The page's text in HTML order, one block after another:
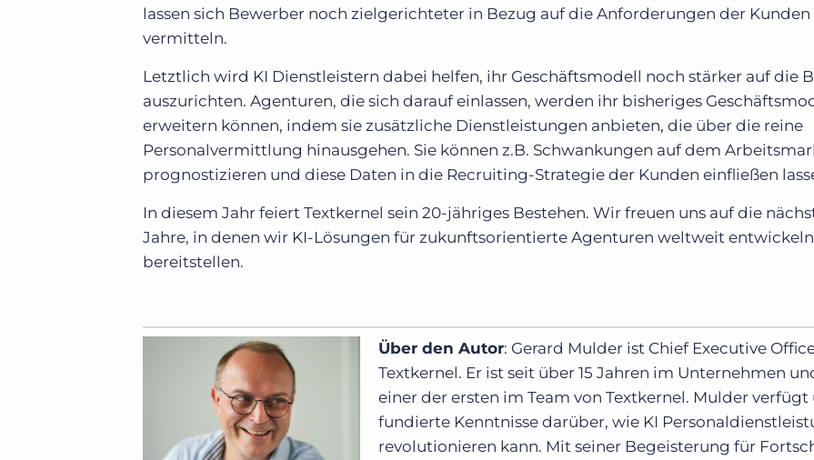
lassen sich Bewerber noch zielgerichteter in Bezug auf die Anforderungen der Kunden
vermitteln.
Letztlich wird KI Dienstleistern dabei helfen, ihr Geschäftsmodell noch stärker auf die
auszurichten. Agenturen, die sich darauf einlassen, werden ihr bisheriges
erweitern können, indem sie zusätzliche Dienstleistungen anbieten, die über die reine
Personalvermittlung hinausgehen. Sie können z.B. Schwankungen auf dem
prognostizieren und diese Daten in die Recruiting-Strategie der Kunden einfließen
In diesem Jahr feiert Textkernel sein 20-jähriges Bestehen. Wir freuen uns auf die
Jahre, in denen wir KI-Lösungen für zukunftsorientierte Agenturen weltweit
bereitstellen.
Über den Autor: Gerard Mulder ist Chief Executive
Textkernel. Er ist seit über 15 Jahren im Unternehmen
einer der ersten im Team von Textkernel. Mulder verfügt
fundierte Kenntnisse darüber, wie KI
revolutionieren kann. Mit seiner Begeisterung für